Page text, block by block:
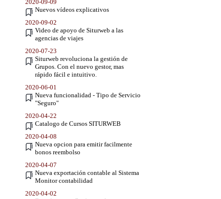
2020-09-09
Nuevos vídeos explicativos
2020-09-02
Video de apoyo de Siturweb a las
agencias de viajes
2020-07-23
Siturweb revoluciona la gestión de
Grupos. Con el nuevo gestor, mas
rápido fácil e intuitivo.
2020-06-01
Nueva funcionalidad - Tipo de Servicio
"Seguro"
2020-04-22
Catalogo de Cursos SITURWEB
2020-04-08
Nueva opcion para emitir facilmente
bonos reembolso
2020-04-07
Nueva exportación contable al Sistema
Monitor contabilidad
2020-04-02